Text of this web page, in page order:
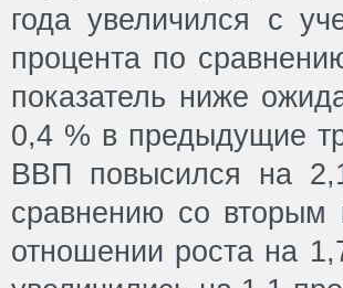
года увеличился с
процента по
показатель ниже
0,4 % в предыдущие
ВВП повысился на
сравнению со вторым
отношении роста на